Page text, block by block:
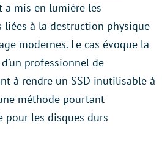
a mis en lumière les
liées à la destruction physique
modernes. Le cas évoque la
professionnel de
à rendre un SSD inutilisable à
méthode pourtant
pour les disques durs